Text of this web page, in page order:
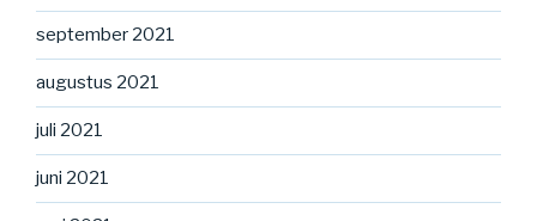
september 2021
augustus 2021
juli 2021
juni 2021